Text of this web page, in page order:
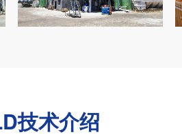
技术介绍